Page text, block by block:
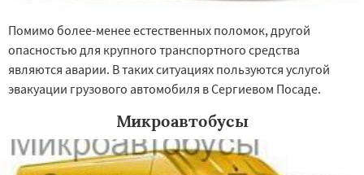
Помимо более-менее естественных поломок, другой
опасностью для крупного транспортного средства
являются аварии. В таких ситуациях пользуются услугой
эвакуации грузового автомобиля в Сергиевом Посаде.
Микроавтобусы